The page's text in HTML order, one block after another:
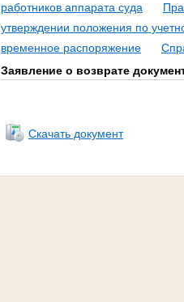
работников аппарата суда
утверждении положения по
временное распоряжение
Заявление о возврате
Скачать документ